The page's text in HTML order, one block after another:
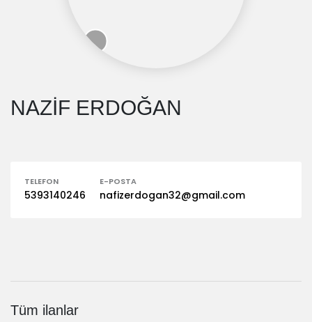
NAZİF ERDOĞAN
TELEFON
5393140246
E-POSTA
nafizerdogan32@gmail.com
Tüm ilanlar